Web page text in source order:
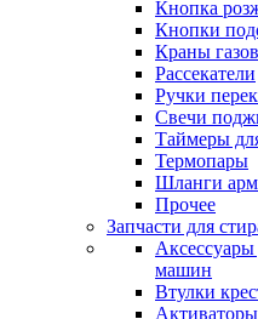
Кнопка
Кнопки
Краны
Рассекатели
Ручки
Свечи
Таймеры
Термопары
Шланги
Прочее
Запчасти для
машин
Втулки